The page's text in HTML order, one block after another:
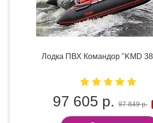
Лодка ПВХ Командор "KMD
97 605 р. 97 849 р.